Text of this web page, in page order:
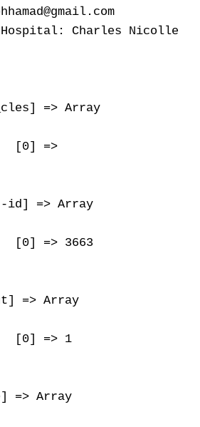
Charles Nicolle
=> Array
[0] =>
id] => Array
[0] => 3663
=> Array
[0] => 1
=> Array